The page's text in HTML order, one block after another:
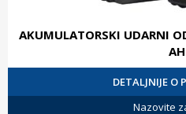
AKUMULATORSKI UDARNI
AH
DETALJNIJE O
Nazovite